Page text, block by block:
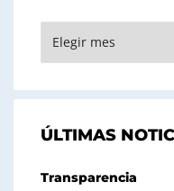
ÚLTIMAS
Transparencia